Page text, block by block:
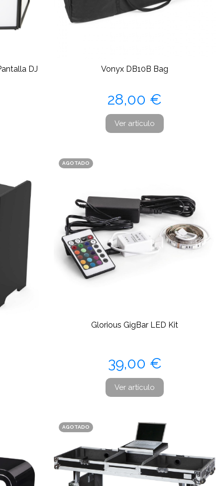
DJ Vonyx DB10B Bag
Precio
28,00 €
Ver artículo
AGOTADO
Glorious GigBar LED Kit
Precio
39,00 €
Ver artículo
AGOTADO